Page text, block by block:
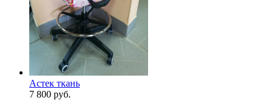
Астек ткань
7 800 руб.